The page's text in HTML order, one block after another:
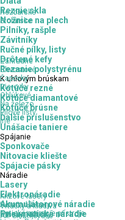
Rezbárske
Stolárske
Reznie skla
Nožnice na plech
Pilníky, rašple
Závitníky
Ručné pílky, listy
Záhradné
Chvostové
Čapovky
Dierovky
Oblúkové
Na železo
Pílové listy
Iné
Drôtené kefy
Rezanie polystyrénu
Kuhlovým brúskam
Kotúče rezné
Kotúče diamantové
Kotúče brúsne
Ďalšie príslušenstvo
Unášacie taniere
Spájanie
Sponkovače
Nitovacie kliešte
Spájacie pásky
Náradie
Lasery
Krížové lasery
Rotačné lasery
Optické meracie prístroje
Elektronáradie
Vŕtačky a kladivá
Brúsky, leštičky
Akumulátorové náradie
Ak. Skrutkovače
Pneumatické náradie